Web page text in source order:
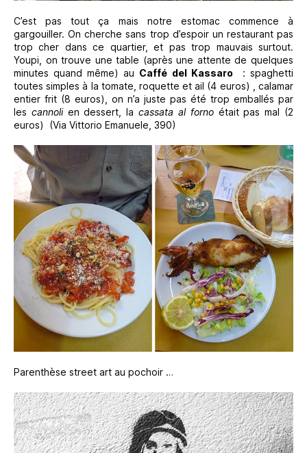
C’est pas tout ça mais notre estomac commence à
gargouiller. On cherche sans trop d’espoir un restaurant pas
trop cher dans ce quartier, et pas trop mauvais surtout.
Youpi, on trouve une table (après une attente de quelques
minutes quand même) au Caffé del Kassaro: spaghetti
toutes simples à la tomate, roquette et ail (4 euros) , calamar
entier frit (8 euros), on n’a juste pas été trop emballés par
les cannolien dessert, lacassata al fornoétait pas mal (2
euros) (Via Vittorio Emanuele, 390)
Parenthèse street art au pochoir …